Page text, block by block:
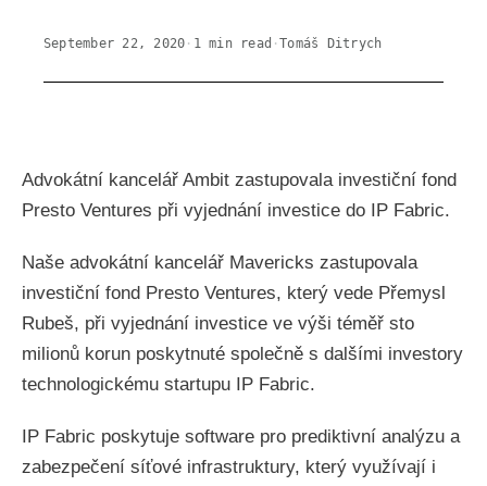
September 22, 2020 · 1min read ·Tomáš Ditrych
Advokátní kancelář Ambit zastupovala investiční fond
Presto Ventures při vyjednání investice do IP Fabric.
Naše advokátní kancelář Mavericks zastupovala
investiční fond Presto Ventures, který vede Přemysl
Rubeš, při vyjednání investice ve výši téměř sto
milionů korun poskytnuté společně s dalšími investory
technologickému startupu IP Fabric.
IP Fabric poskytuje software pro prediktivní analýzu a
zabezpečení síťové infrastruktury, který využívají i